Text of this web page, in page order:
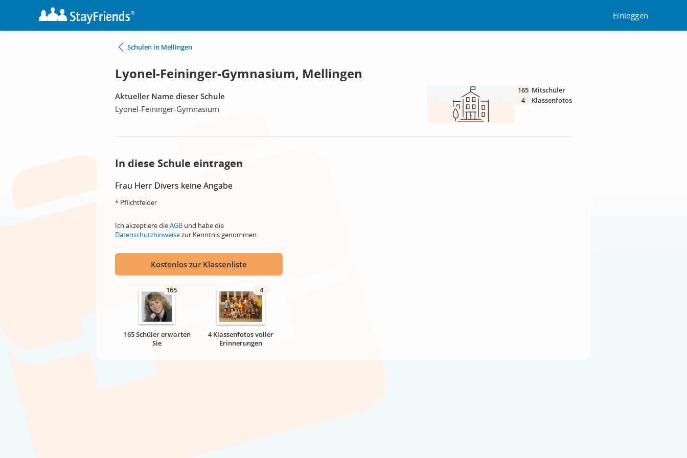
Einloggen
Schulen in Mellingen
Lyonel-Feininger-Gymnasium, Mellingen
Aktueller Name dieser Schule
Lyonel-Feininger-Gymnasium
165 Mitschüler
4
Klassenfotos
In diese Schule eintragen
Frau Herr Divers keine Angabe
* Pflichtfelder
Ich akzeptiere dieAGB und habe die
Datenschutzhinweisezur Kenntnis genommen.
Kostenlos zur Klassenliste
165
165 Schüler erwarten
Sie
4
4 Klassenfotos voller
Erinnerungen